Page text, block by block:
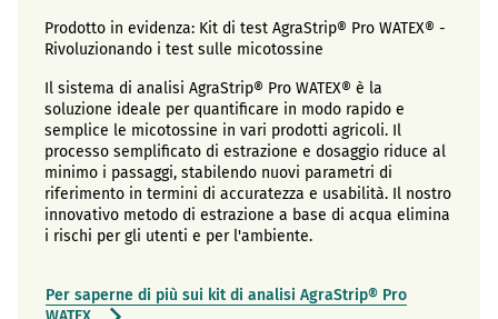
Prodotto in evidenza: Kit di test AgraStrip® Pro WATEX® -
Rivoluzionando i test sulle micotossine
Il sistema di analisi AgraStrip® Pro WATEX® è la
soluzione ideale per quantificare in modo rapido e
semplice le micotossine in vari prodotti agricoli. Il
processo semplificato di estrazione e dosaggio riduce al
minimo i passaggi, stabilendo nuovi parametri di
riferimento in termini di accuratezza e usabilità. Il nostro
innovativo metodo di estrazione a base di acqua elimina
i rischi per gli utenti e per l'ambiente.
Per saperne di più sui kit di analisi AgraStrip® Pro